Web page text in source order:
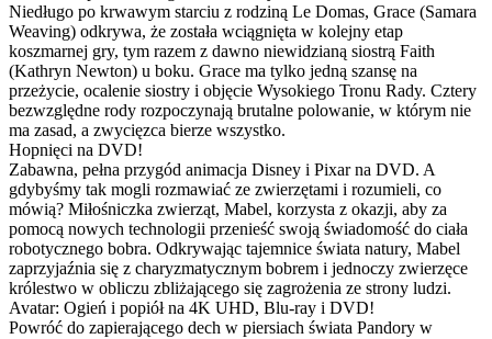
Niedługo po krwawym starciu z rodziną Le Domas, Grace (Samara
Weaving) odkrywa, że została wciągnięta w kolejny etap
koszmarnej gry, tym razem z dawno niewidzianą siostrą Faith
(Kathryn Newton) u boku. Grace ma tylko jedną szansę na
przeżycie, ocalenie siostry i objęcie Wysokiego Tronu Rady. Cztery
bezwzględne rody rozpoczynają brutalne polowanie, w którym nie
ma zasad, a zwycięzca bierze wszystko.
Hopnięci na DVD!
Zabawna, pełna przygód animacja Disney i Pixar na DVD. A
gdybyśmy tak mogli rozmawiać ze zwierzętami i rozumieli, co
mówią? Miłośniczka zwierząt, Mabel, korzysta z okazji, aby za
pomocą nowych technologii przenieść swoją świadomość do ciała
robotycznego bobra. Odkrywając tajemnice świata natury, Mabel
zaprzyjaźnia się z charyzmatycznym bobrem i jednoczy zwierzęce
królestwo w obliczu zbliżającego się zagrożenia ze strony ludzi.
Avatar: Ogień i popiół na 4K UHD, Blu-ray i DVD!
Powróć do zapierającego dech w piersiach świata Pandory w